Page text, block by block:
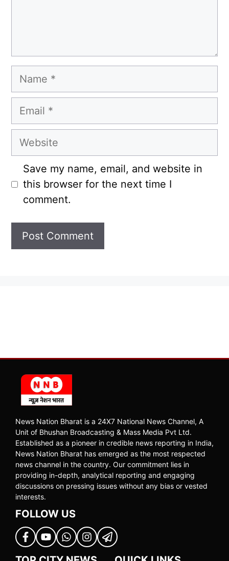
Name
Email
Website
Save my name, email, and website in
this browser for the next time I
comment.
News Nation Bharat is a 24X7 National News Channel, A
Unit of Bhushan Broadcasting & Mass Media Pvt Ltd.
Established as a pioneer in credible news reporting in India,
News Nation Bharat has emerged as the most respected
news channel in the country. Our commitment lies in
providing in-depth, analytical reporting and engaging
discussions on pressing issues without any bias or vested
interests.
FOLLOW US